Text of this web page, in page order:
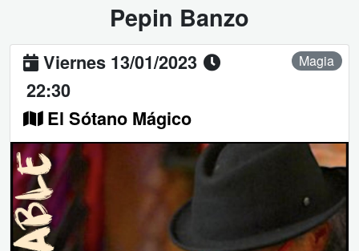
Pepin Banzo
Viernes 13/01/2023
22:30
El Sótano Mágico
Magia